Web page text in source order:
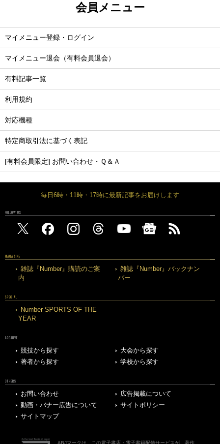
会員メニュー
マイメニュー登録・ログイン
マイメニュー退会（有料会員退会）
有料記事一覧
利用規約
対応機種
特定商取引法に基づく表記
[有料会員限定] お問い合わせ・Ｑ＆Ａ
毎日6時・11時・17時に最新記事をお届けします
FOLLOW US
MAGAZINE
雑誌『Number』購読のご案
内
雑誌『Number』バックナン
バー
SPECIAL
Number SPORTS OF THE
YEAR
ARCHIVE
競技から探す
大会から探す
著者から探す
学校から探す
OTHERS
お問い合わせ
広告掲載について
動画・バナー広告について
サイトポリシー
サイトマップ
ABJマークは、この電子書店・電子書籍配信サービスが、著作